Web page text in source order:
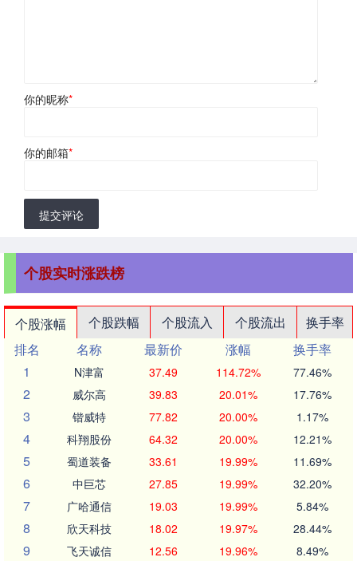
你的昵称*
你的邮箱*
提交评论
个股实时涨跌榜
个股涨幅 个股跌幅 个股流入 个股流出
换手率
排名
名称 最新价 涨幅
换手率
1
N津富 37.49 114.72% 77.46%
2 威尔高 39.83 20.01% 17.76%
3 锴威特 77.82 20.00% 1.17%
4 科翔股份 64.32 20.00% 12.21%
5 蜀道装备 33.61 19.99% 11.69%
6 中巨芯 27.85 19.99% 32.20%
7 广哈通信 19.03 19.99% 5.84%
8 欣天科技 18.02 19.97% 28.44%
9 飞天诚信 12.56 19.96% 8.49%